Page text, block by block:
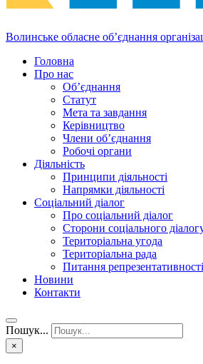
Волинське обласне об’єднання
Головна
Про нас
Об’єднання
Статут
Мета та завдання
Керівництво
Члени об’єднання
Робочі органи
Діяльність
Принципи діяльності
Напрямки діяльності
Соціальний діалог
Про соціальний діалог
Сторони соціального
Територіальна угода
Територіальна рада
Питання репрезентативності
Новини
Контакти
Пошук...
×